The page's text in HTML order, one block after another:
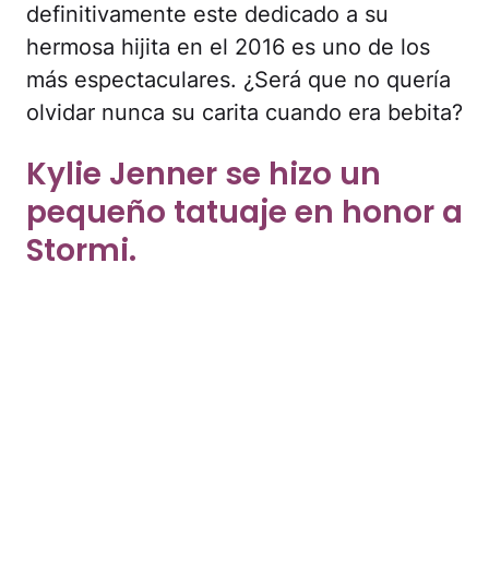
definitivamente este dedicado a su
hermosa hijita en el 2016 es uno de los
más espectaculares. ¿Será que no quería
olvidar nunca su carita cuando era bebita?
Kylie Jenner se hizo un
pequeño tatuaje en honor a
Stormi.